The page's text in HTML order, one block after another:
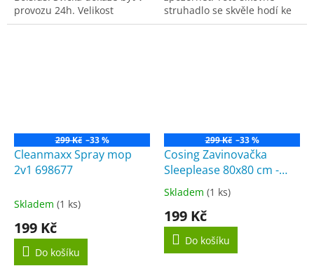
provozu 24h. Velikost
110x45x45
struhadlo se skvěle hodí ke
strouhání sýrů, oříšků nebo
299 Kč –33 %
Cleanmaxx Spray mop
2v1 698677
Skladem (1 ks)
199 Kč
Do košíku
299 Kč –33 %
Cosing Zavinovačka
Sleeplease 80x80 cm -
HVĚZDY
Průměrné
hodnocení
produktu
4,5
Skladem (1 ks)
199 Kč
Do košíku